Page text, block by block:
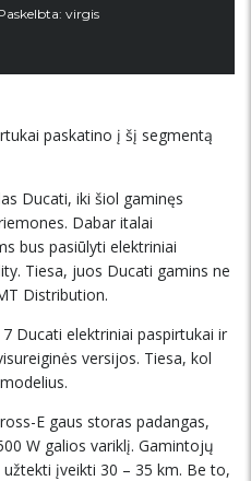
virgis
paskatino į šį segmentą
Ducati, iki šiol gaminęs
Dabar italai
bus pasiūlyti elektriniai
Tiesa, juos Ducati gamins ne
Distribution.
Ducati elektriniai paspirtukai ir
versijos. Tiesa, kol
E gaus storas padangas,
W galios variklį. Gamintojų
įveikti 30 – 35 km. Be to,